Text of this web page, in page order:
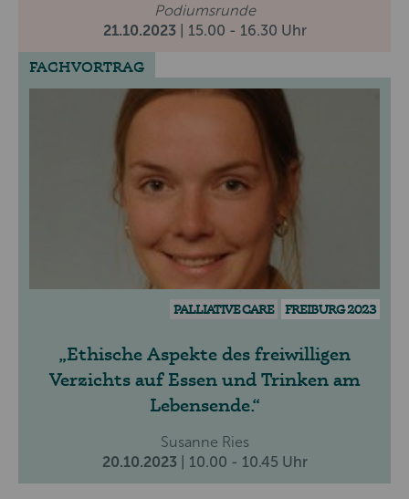
Podiumsrunde
21.10.2023
| 15.00 - 16.30 Uhr
FACHVORTRAG
PALLIATIVE CARE FREIBURG 2023
Ethische Aspekte des freiwilligen
Verzichts auf Essen und Trinken am
Lebensende.
Susanne Ries
20.10.2023
| 10.00 - 10.45 Uhr